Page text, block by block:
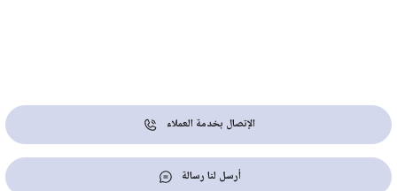
الإتصال بخدمة العملاء
أرسل لنا رسالة